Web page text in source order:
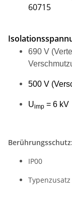
60715
690 V
500 V
Uimp = 6 kV
Berührungsschutz:
IP00